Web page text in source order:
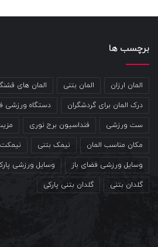
برچسب ها
المان ارزان المان بتنی المان های
درک المان برای گردشگران دستگاه ورزشی
ست ورزشی فنداسیون برج نوری
مکان مناسب المان نیمک بتنی
وسایل ورزشی فضای باز وسایل ورزشی
گلدان بتنی گلدان بتنی پارکی